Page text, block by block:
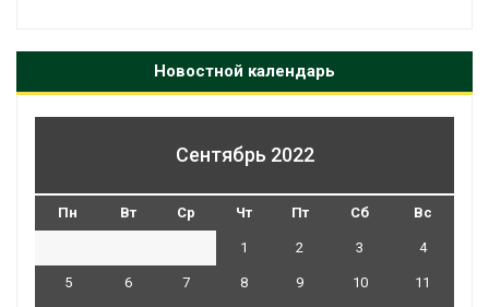
Новостной календарь
Сентябрь 2022
Пн Вт Ср Чт Пт Сб Вс
1 2 3 4
5 6 7 8 9 10 11